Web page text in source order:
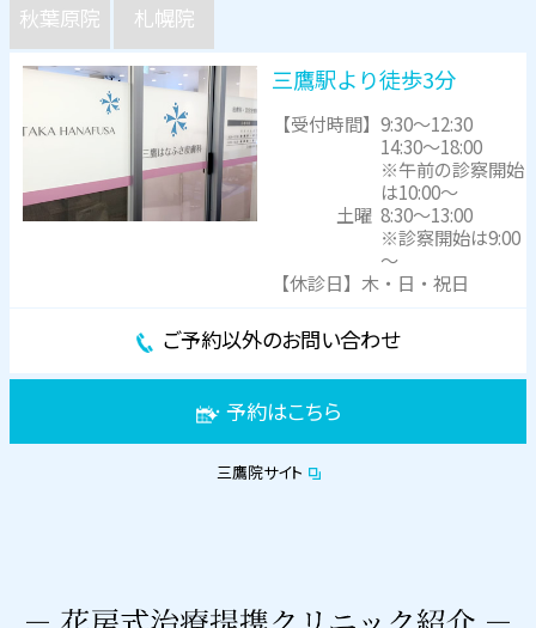
秋葉原院 札幌院
三鷹駅より徒歩3分
【受付時間】9:30～12:30
14:30～18:00
※午前の診察開始
は10:00～
土曜 8:30～13:00
※診察開始は9:00
～
【休診日】木・日・祝日
ご予約以外のお問い合わせ
予約はこちら
三鷹院サイト